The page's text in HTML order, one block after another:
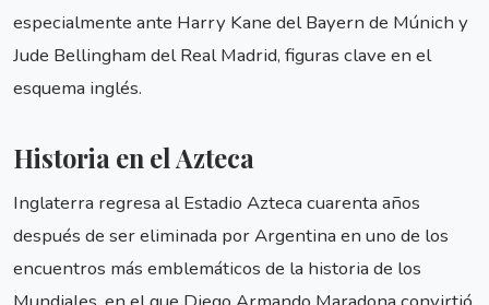
especialmente ante Harry Kane del Bayern de Múnich y
Jude Bellingham del Real Madrid, figuras clave en el
esquema inglés.
Historia en el Azteca
Inglaterra regresa al Estadio Azteca cuarenta años
después de ser eliminada por Argentina en uno de los
encuentros más emblemáticos de la historia de los